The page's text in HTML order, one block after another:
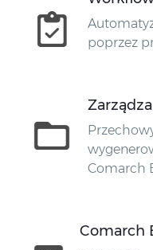
poprzez
Comarch
Comarch